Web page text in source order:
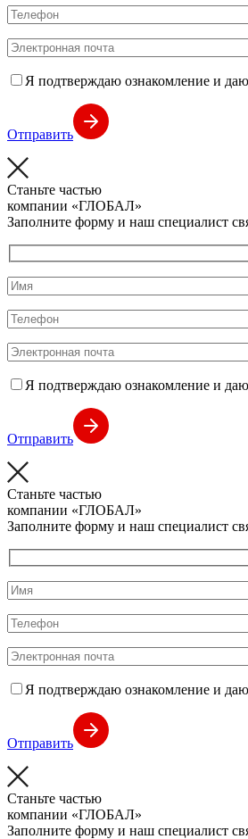
Я подтверждаю ознакомление и даю
Отправить
Станьте частью
компании «ГЛОБАЛ»
Заполните форму и наш специалист
Я подтверждаю ознакомление и даю
Отправить
Станьте частью
компании «ГЛОБАЛ»
Заполните форму и наш специалист
Я подтверждаю ознакомление и даю
Отправить
Станьте частью
компании «ГЛОБАЛ»
Заполните форму и наш специалист